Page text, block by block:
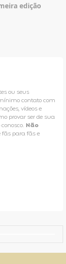
edição
ou seus
contato com
vídeos e
provar ser de sua
Não
fãs para fãs e